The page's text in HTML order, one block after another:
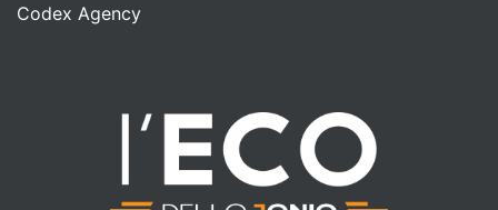
Codex Agency